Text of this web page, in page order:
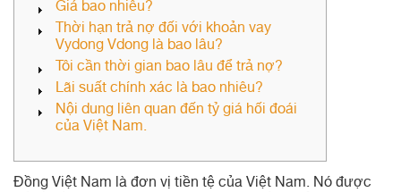
Giá bao nhiêu?
Thời hạn trả nợ đối với khoản vay
Vydong Vdong là bao lâu?
Tôi cần thời gian bao lâu để trả nợ?
Lãi suất chính xác là bao nhiêu?
Nội dung liên quan đến tỷ giá hối đoái
của Việt Nam.
Đồng Việt Nam là đơn vị tiền tệ của Việt Nam. Nó được